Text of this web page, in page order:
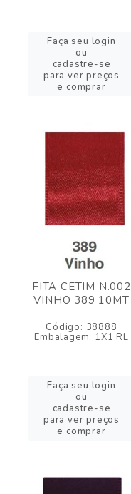
Faça seu login
ou
cadastre-se
para ver preços
e comprar
FITA CETIM N.002
VINHO 389 10MT
Código: 38888
Embalagem: 1X1 RL
Faça seu login
ou
cadastre-se
para ver preços
e comprar